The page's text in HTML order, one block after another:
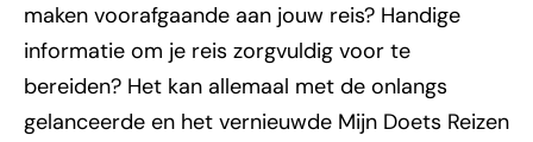
maken voorafgaande aan jouw reis? Handige
informatie om je reis zorgvuldig voor te
bereiden? Het kan allemaal met de onlangs
gelanceerde en het vernieuwde Mijn Doets Reizen